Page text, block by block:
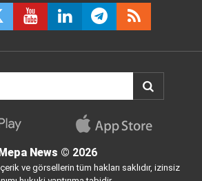
News © 2026
ve görsellerin tüm hakları saklıdır, izinsiz